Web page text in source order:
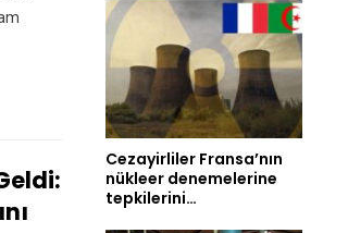
Cezayirliler Fransa’nın
nükleer denemelerine
tepkilerini…